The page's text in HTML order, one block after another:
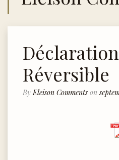
Déclaration
Réversible
By Eleison Comments on